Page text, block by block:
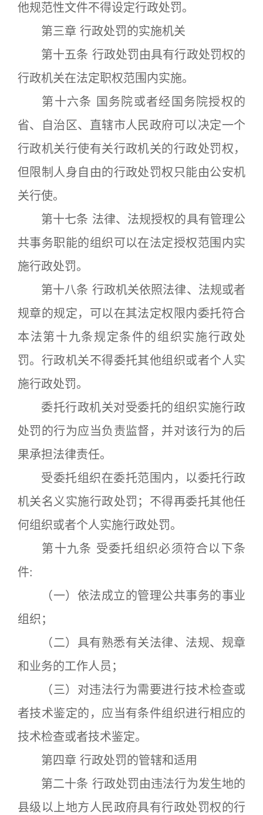
他规范性文件不得设定行政处罚。
第三章 行政处罚的实施机关
第十五条 行政处罚由具有行政处罚权的
行政机关在法定职权范围内实施。
第十六条 国务院或者经国务院授权的
省、自治区、直辖市人民政府可以决定一个
行政机关行使有关行政机关的行政处罚权，
但限制人身自由的行政处罚权只能由公安机
关行使。
第十七条 法律、法规授权的具有管理公
共事务职能的组织可以在法定授权范围内实
施行政处罚。
第十八条 行政机关依照法律、法规或者
规章的规定，可以在其法定权限内委托符合
本法第十九条规定条件的组织实施行政处
罚。行政机关不得委托其他组织或者个人实
施行政处罚。
委托行政机关对受委托的组织实施行政
处罚的行为应当负责监督，并对该行为的后
果承担法律责任。
受委托组织在委托范围内，以委托行政
机关名义实施行政处罚；不得再委托其他任
何组织或者个人实施行政处罚。
第十九条 受委托组织必须符合以下条
件:
（一）依法成立的管理公共事务的事业
组织；
（二）具有熟悉有关法律、法规、规章
和业务的工作人员；
（三）对违法行为需要进行技术检查或
者技术鉴定的，应当有条件组织进行相应的
技术检查或者技术鉴定。
第四章 行政处罚的管辖和适用
第二十条 行政处罚由违法行为发生地的
县级以上地方人民政府具有行政处罚权的行